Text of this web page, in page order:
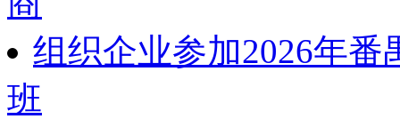
组织企业参加2026年
班